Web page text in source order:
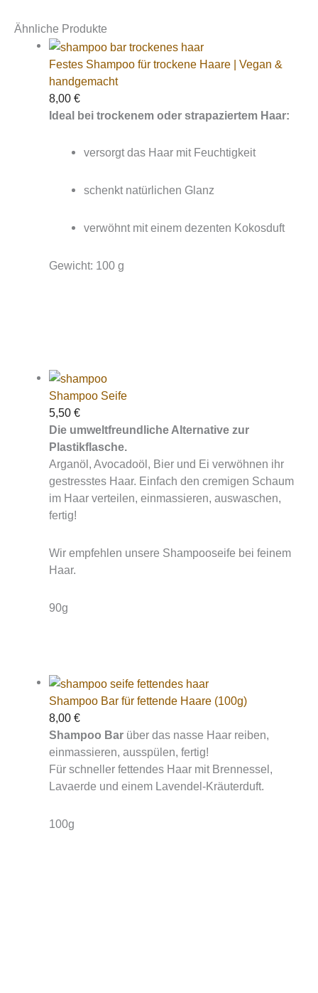
Ähnliche Produkte
Festes Shampoo für trockene Haare | Vegan &
handgemacht
8,00€
Ideal bei trockenem oder strapaziertem Haar:
versorgt das Haar mit Feuchtigkeit
schenkt natürlichen Glanz
verwöhnt mit einem dezenten Kokosduft
Gewicht: 100 g
Shampoo Seife
5,50€
Die umweltfreundliche Alternative zur
Plastikflasche.
Arganöl, Avocadoöl, Bier und Ei verwöhnen ihr
gestresstes Haar. Einfach den cremigen Schaum
im Haar verteilen, einmassieren, auswaschen,
fertig!
Wir empfehlen unsere Shampooseife bei feinem
Haar.
90g
Shampoo Bar für fettende Haare (100g)
8,00€
Shampoo Bar über das nasse Haar reiben,
einmassieren, ausspülen, fertig!
Für schneller fettendes Haar mit Brennessel,
Lavaerde und einem Lavendel-Kräuterduft.
100g